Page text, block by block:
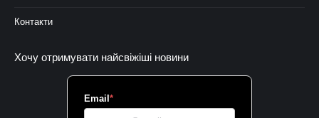
Контакти
Хочу отримувати найсвіжіші новини
Email *